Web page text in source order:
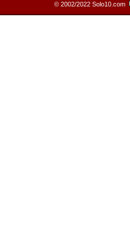
© 2002/2022 Solo10.com